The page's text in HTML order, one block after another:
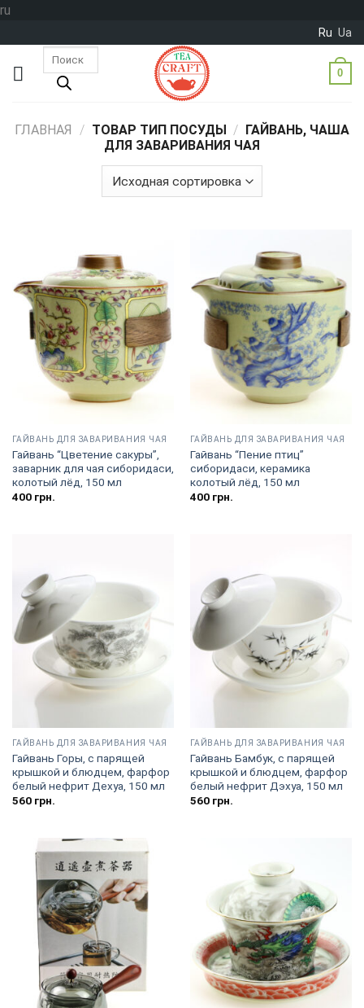
ru
content
Ru Ua
0
ГЛАВНАЯ / ТОВАР ТИП ПОСУДЫ /
ГАЙВАНЬ, ЧАША
ДЛЯ ЗАВАРИВАНИЯ ЧАЯ
ГАЙВАНЬ ДЛЯ ЗАВАРИВАНИЯ ЧАЯ
Гайвань “Цветение сакуры”,
заварник для чая сиборидаси,
колотый лёд, 150 мл
400грн.
ГАЙВАНЬ ДЛЯ ЗАВАРИВАНИЯ ЧАЯ
Гайвань “Пение птиц”
сиборидаси, керамика
колотый лёд, 150 мл
400грн.
ГАЙВАНЬ ДЛЯ ЗАВАРИВАНИЯ ЧАЯ
Гайвань Горы, с парящей
крышкой и блюдцем, фарфор
белый нефрит Дехуа, 150 мл
560грн.
ГАЙВАНЬ ДЛЯ ЗАВАРИВАНИЯ ЧАЯ
Гайвань Бамбук, с парящей
крышкой и блюдцем, фарфор
белый нефрит Дэхуа, 150 мл
560грн.